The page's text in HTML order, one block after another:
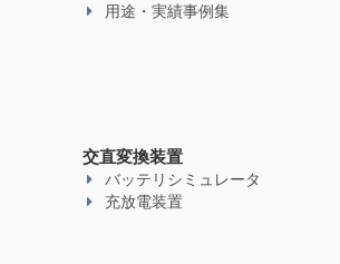
用途・実績事例集
交直変換装置
バッテリシミュレータ
充放電装置